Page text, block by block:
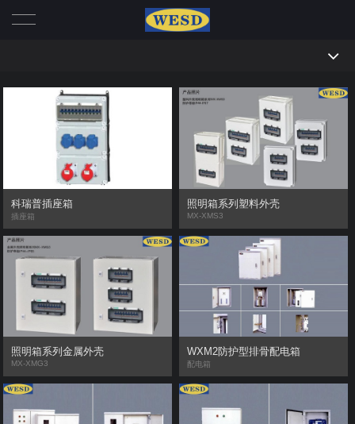
全部
照明
落地
挂式
科瑞普插座箱
插座箱
照明箱系列塑料外壳
MX-XMS3
照明箱系列金属外壳
MX-XMG3
WXM2防护型排骨配电箱
配电箱
我们
产品
冷藏箱系列
插头
插座
机械联锁
大电流
开关
插座箱
动态
行业动态
公司新闻
公司实力
联系